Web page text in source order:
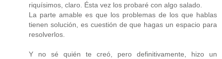
riquísimos, claro. Ésta vez los probaré con algo salado.
La parte amable es que los problemas de los que hablas
tienen solución, es cuestión de que hagas un espacio para
resolverlos.
Y no sé quién te creó, pero definitivamente, hizo un